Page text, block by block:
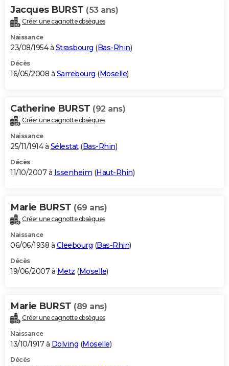
Jacques BURST (53 ans)
Créer une cagnotte obsèques
Naissance
23/08/1954 à Strasbourg (Bas-Rhin)
Décès
16/05/2008 à Sarrebourg (Moselle)
Catherine BURST (92 ans)
Créer une cagnotte obsèques
Naissance
25/11/1914 à Sélestat(Bas-Rhin)
Décès
11/10/2007 à Issenheim (Haut-Rhin)
Marie BURST (69 ans)
Créer une cagnotte obsèques
Naissance
06/06/1938 à Cleebourg (Bas-Rhin)
Décès
19/06/2007 à Metz (Moselle)
Marie BURST (89 ans)
Créer une cagnotte obsèques
Naissance
13/10/1917 à Dolving (Moselle)
Décès